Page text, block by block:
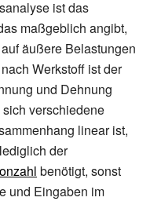
ist das
maßgeblich angibt,
äußere Belastungen
Werkstoff ist der
und Dehnung
verschiedene
linear ist,
der
benötigt, sonst
und Eingaben im